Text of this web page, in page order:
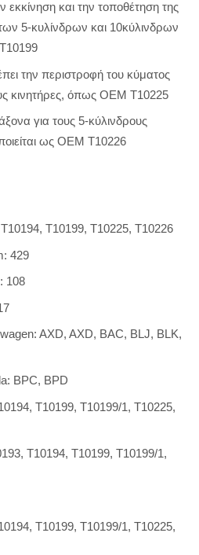
εκκίνηση και την τοποθέτηση της
5-κυλίνδρων και 10κύλινδρων
T10199
την περιστροφή του κύματος
κινητήρες, όπως OEM T10225
για τους 5-κύλινδρους
ως OEM T10226
T10194, T10199, T10225, T10226
: 429
: 108
: AXD, AXD, BAC, BLJ, BLK,
: BPC, BPD
Τ10199, Τ10199/1, Τ10225,
T10194, T10199, T10199/1,
Τ10199, Τ10199/1, Τ10225,